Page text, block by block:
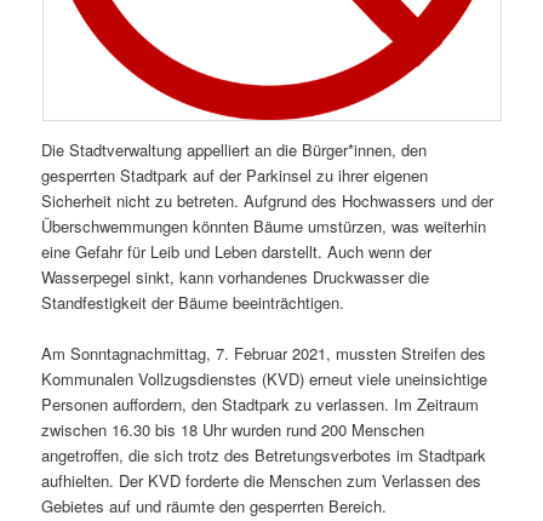
Die Stadtverwaltung appelliert an die Bürger*innen, den
gesperrten Stadtpark auf der Parkinsel zu ihrer eigenen
Sicherheit nicht zu betreten. Aufgrund des Hochwassers und der
Überschwemmungen könnten Bäume umstürzen, was weiterhin
eine Gefahr für Leib und Leben darstellt. Auch wenn der
Wasserpegel sinkt, kann vorhandenes Druckwasser die
Standfestigkeit der Bäume beeinträchtigen.
Am Sonntagnachmittag, 7. Februar 2021, mussten Streifen des
Kommunalen Vollzugsdienstes (KVD) erneut viele uneinsichtige
Personen auffordern, den Stadtpark zu verlassen. Im Zeitraum
zwischen 16.30 bis 18 Uhr wurden rund 200 Menschen
angetroffen, die sich trotz des Betretungsverbotes im Stadtpark
aufhielten. Der KVD forderte die Menschen zum Verlassen des
Gebietes auf und räumte den gesperrten Bereich.